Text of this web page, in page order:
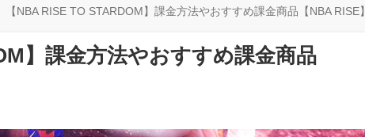
【NBA RISE TO STARDOM】課金方法やおすすめ課金商品【NBA RISE】
】課金方法やおすすめ課金商品